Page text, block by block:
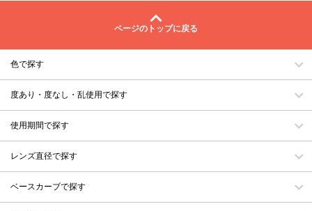
ページのトップに戻る
色で探す
度あり・度なし・乱使用で探す
使用期間で探す
レンズ直径で探す
ベースカーブで探す